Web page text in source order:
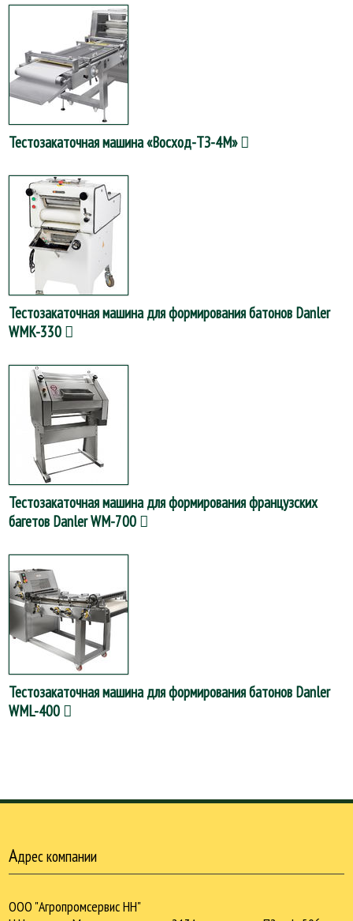
Тестозакаточная машина «Восход-ТЗ-4M»
Тестозакаточная машина для формирования батонов Danler
WMK-330
Тестозакаточная машина для формирования французских
багетов Danler WM-700
Тестозакаточная машина для формирования батонов Danler
WML-400
Адрес компании
ООО "Агропромсервис НН"